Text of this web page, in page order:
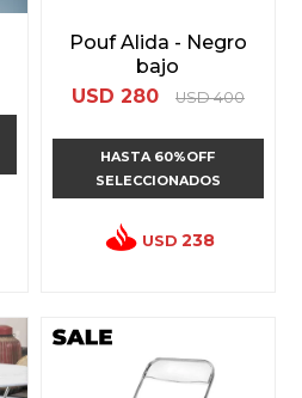
Pouf Alida - Negro
bajo
USD 280 USD 400
HASTA 60%OFF
SELECCIONADOS
USD 238